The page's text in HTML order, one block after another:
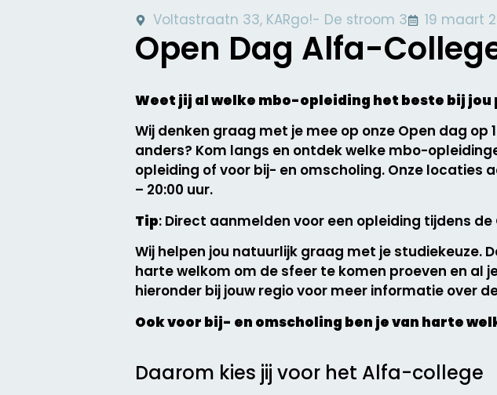
Voltastraatn 33, KARgo!- De stroom 3 19 maart
Open Dag Alfa-
Weet jij al welke mbo-opleiding het beste bij jou
Wij denken graag met je mee op onze Open dag
anders? Kom langs en ontdek welke mbo-
opleiding of voor bij- en omscholing. Onze locaties
– 20:00 uur.
Tip: Direct aanmelden voor een opleiding tijdens de
Wij helpen jou natuurlijk graag met je studiekeuze.
harte welkom om de sfeer te komen proeven en al
hieronder bij jouw regio voor meer informatie over
Ook voor bij- en omscholing ben je van harte
Daarom kies jij voor het Alfa-college